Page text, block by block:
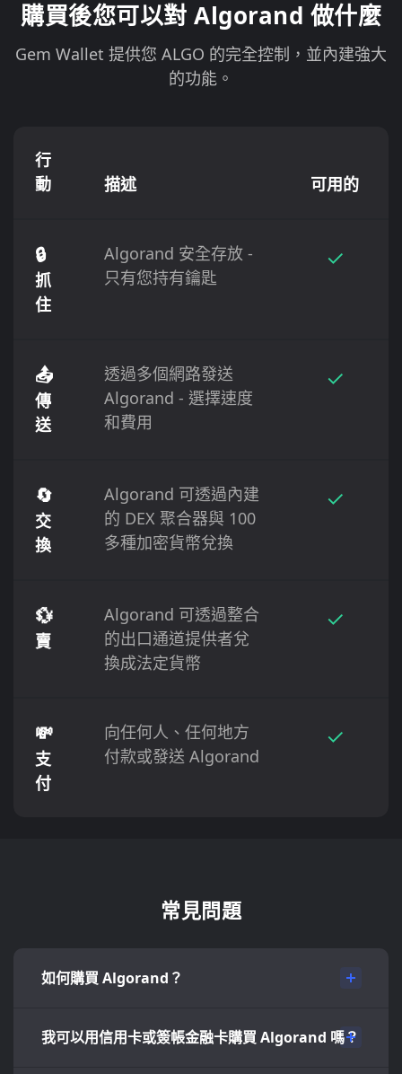
購買後您可以對 Algorand 做什麼
Gem Wallet 提供您 ALGO 的完全控制，並內建強大
的功能。
行
動
描述 可用的
🔒
抓
住
Algorand 安全存放 -
只有您持有鑰匙
✓
📤
傳
送
透過多個網路發送
Algorand - 選擇速度
和費用
✓
🔄
交
換
Algorand 可透過內建
的 DEX 聚合器與 100
多種加密貨幣兌換
✓
💱
賣
Algorand 可透過整合
的出口通道提供者兌
換成法定貨幣
✓
💸
支
付
向任何人、任何地方
付款或發送 Algorand
✓
常見問題
如何購買 Algorand？
我可以用信用卡或簽帳金融卡購買 Algorand 嗎？